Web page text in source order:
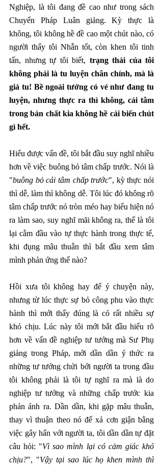
Nghiệp, là tôi đang đề cao như trong sách
Chuyển Pháp Luân giảng. Kỳ thực là
không, tôi không hề đề cao một chút nào, có
người thấy tôi Nhẫn tốt, còn khen tôi tinh
tấn, nhưng tự tôi biết, trạng thái của tôi
không phải là tu luyện chân chính, mà là
giả tu! Bề ngoài tưởng có vẻ như đang tu
luyện, nhưng thực ra thì không, cái tâm
trong bản chất kia không hề cải biến chút
gì hết.
Hiểu được vấn đề, tôi bắt đầu suy nghĩ nhiều
hơn về việc buông bỏ tâm chấp trước. Nói là
"buông bỏ cái tâm chấp trước", kỳ thực nói
thì dễ, làm thì không dễ. Tôi lúc đó không rõ
tâm chấp trước nó tròn méo hay biểu hiện nó
ra làm sao, suy nghĩ mãi không ra, thế là tôi
lại cắm đầu vào tự thực hành trong thực tế,
khi đụng mâu thuẫn thì bắt đầu xem tâm
mình phản ứng thế nào?
Hồi xưa tôi không hay để ý chuyện này,
nhưng từ lúc thực sự bỏ công phu vào thực
hành thì mới thấy đúng là có rất nhiều sự
khó chịu. Lúc này tôi mới bắt đầu hiểu rõ
hơn về vấn đề nghiệp tư tưởng mà Sư Phụ
giảng trong Pháp, mới dần dần ý thức ra
những tư tưởng chửi bới người ta trong đầu
tôi không phải là tôi tự nghĩ ra mà là do
nghiệp tư tưởng và những chấp trước kia
phản ánh ra. Dần dần, khi gặp mâu thuẫn,
thay vì thuận theo nó để xả cơn giận bằng
việc gây hấn với người ta, tôi dần dần tự đặt
câu hỏi: "Vì sao mình lại có cảm giác khó
chịu?", "Vậy tại sao lúc họ khen mình thì